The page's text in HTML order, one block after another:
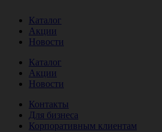
Каталог
Акции
Новости
Каталог
Акции
Новости
Контакты
Для бизнеса
Корпоративным клиентам